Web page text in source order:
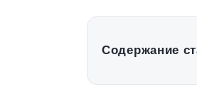
Содержание